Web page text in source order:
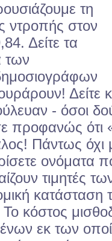
τη
ντροπής στον
Δείτε τα
των
Δείτε
- όσοι
προφανώς ότι
Πάντως
ονόματα
τιμητές
κατάσταση
Το κόστος
εκ των